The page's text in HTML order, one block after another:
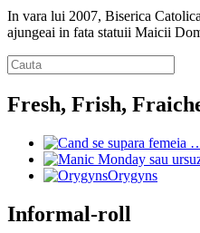
In vara lui 2007, Biserica
ajungeai in fata statuii Maicii
Fresh, Frish,
Orygyns
Informal-roll